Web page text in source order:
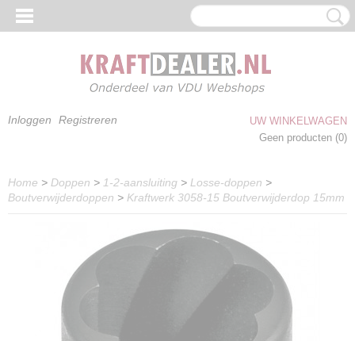
Inloggen Registreren
UW WINKELWAGEN
Geen producten (0)
Home > Doppen > 1-2-aansluiting > Losse-doppen >
Boutverwijderdoppen > Kraftwerk 3058-15 Boutverwijderdop 15mm